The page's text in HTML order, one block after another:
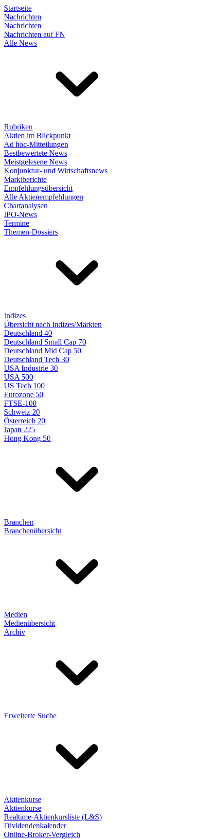
Startseite
Nachrichten
Nachrichten
Nachrichten auf FN
Alle News
Rubriken
Aktien im Blickpunkt
Ad hoc-Mitteilungen
Bestbewertete News
Meistgelesene News
Konjunktur- und Wirtschaftsnews
Marktberichte
Empfehlungsübersicht
Alle Aktienempfehlungen
Chartanalysen
IPO-News
Termine
Themen-Dossiers
Indizes
Übersicht nach Indizes/Märkten
Deutschland 40
Deutschland Small Cap 70
Deutschland Mid Cap 50
Deutschland Tech 30
USA Industrie 30
USA 500
US Tech 100
Eurozone 50
FTSE-100
Schweiz 20
Österreich 20
Japan 225
Hong Kong 50
Branchen
Branchenübersicht
Medien
Medienübersicht
Archiv
Erweiterte Suche
Aktienkurse
Aktienkurse
Realtime-Aktienkursliste (L&S)
Dividendenkalender
Online-Broker-Vergleich